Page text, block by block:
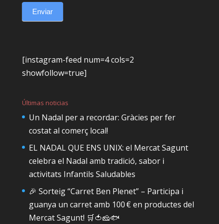
Enviar
[instagram-feed num=4 cols=2
showfollow=true]
Últimas noticias
Un Nadal per a recordar: Gràcies per fer
costat al comerç local!
EL NADAL QUE ENS UNIX: el Mercat Sagunt
celebra el Nadal amb tradició, sabor i
activitats Infantils Saludables
🎉 Sorteig “Carret Ben Plenet” – Participa i
guanya un carret amb 100 € en productes del
Mercat Sagunt! 🛒🍅🧀🐟